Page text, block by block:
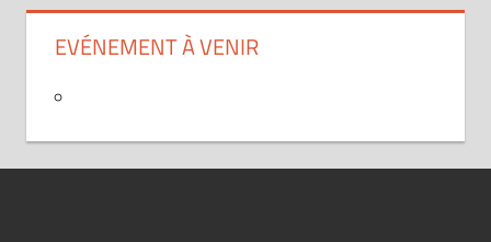
EVÉNEMENT À VENIR